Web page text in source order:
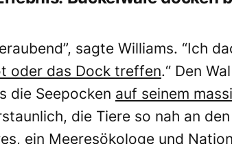
sagte Williams. “Ich
oder das Dock treffen.“ Den
die Seepocken auf seinem
die Tiere so nah an
ein Meeresökologe und